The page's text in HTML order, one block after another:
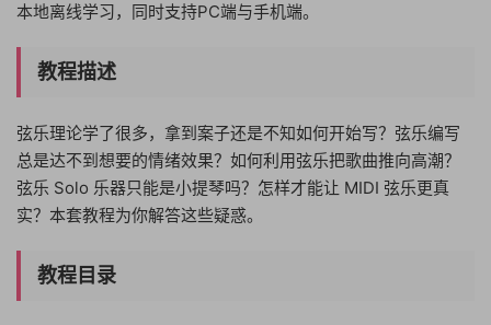
本地离线学习，同时支持PC端与手机端。
教程描述
弦乐理论学了很多，拿到案子还是不知如何开始写？弦乐编写
总是达不到想要的情绪效果？如何利用弦乐把歌曲推向高潮？
弦乐 Solo 乐器只能是小提琴吗？怎样才能让 MIDI 弦乐更真
实？本套教程为你解答这些疑惑。
教程目录